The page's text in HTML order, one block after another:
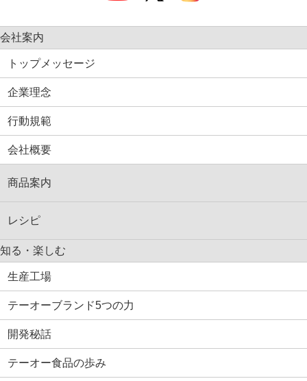
会社案内
トップメッセージ
企業理念
行動規範
会社概要
商品案内
レシピ
知る・楽しむ
生産工場
テーオーブランド5つの力
開発秘話
テーオー食品の歩み